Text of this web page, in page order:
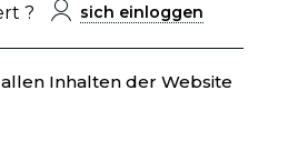
?
sich einloggen
Inhalten der Website